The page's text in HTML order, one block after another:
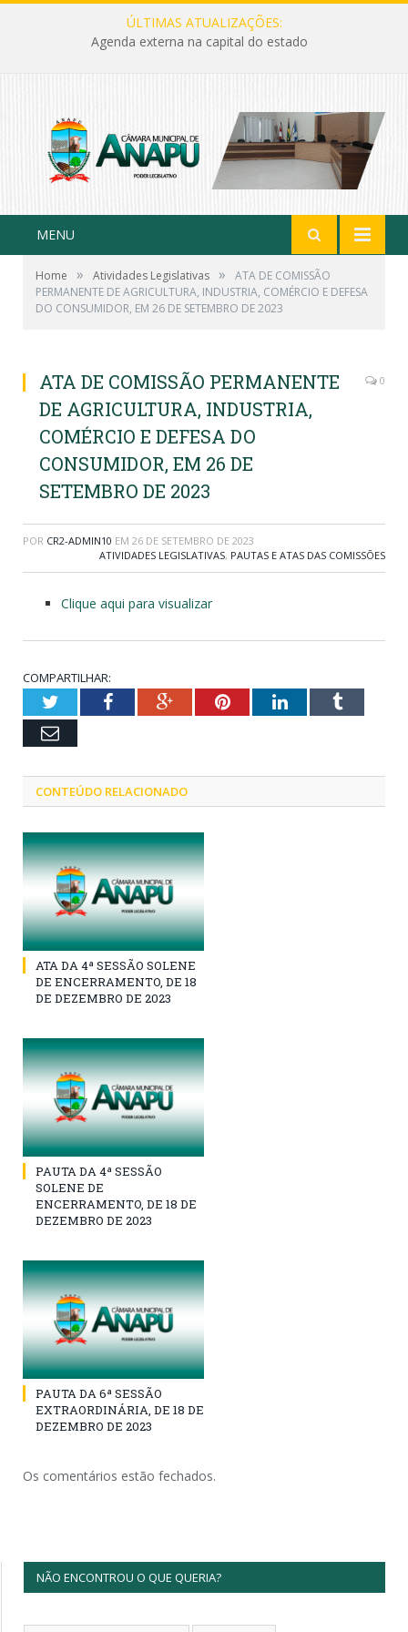
ÚLTIMAS ATUALIZAÇÕES:
Agenda externa na capital do estado
MENU
Home » Atividades Legislativas »
ATA DE COMISSÃO
PERMANENTE DE AGRICULTURA, INDUSTRIA, COMÉRCIO E DEFESA
DO CONSUMIDOR, EM 26 DE SETEMBRO DE 2023
ATA DE COMISSÃO PERMANENTE
DE AGRICULTURA, INDUSTRIA,
COMÉRCIO E DEFESA DO
CONSUMIDOR, EM 26 DE
SETEMBRO DE 2023
0
POR CR2-ADMIN10 EM 26 DE SETEMBRO DE 2023
ATIVIDADES LEGISLATIVAS, PAUTAS E ATAS DAS COMISSÕES
Clique aqui para visualizar
COMPARTILHAR:
TwitterFacebookGoogle+PinterestLinkedInTumblr
Email
CONTEÚDO RELACIONADO
ATA DA 4ª SESSÃO SOLENE
DE ENCERRAMENTO, DE 18
DE DEZEMBRO DE 2023
PAUTA DA 4ª SESSÃO
SOLENE DE
ENCERRAMENTO, DE 18 DE
DEZEMBRO DE 2023
PAUTA DA 6ª SESSÃO
EXTRAORDINÁRIA, DE 18 DE
DEZEMBRO DE 2023
Os comentários estão fechados.
NÃO ENCONTROU O QUE QUERIA?